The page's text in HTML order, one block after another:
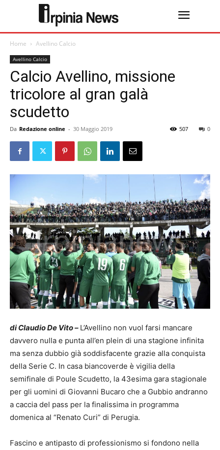
Home Avellino Calcio
Avellino Calcio
Calcio Avellino, missione
tricolore al gran galà
scudetto
Da Redazione online - 30 Maggio 2019 0
507
di Claudio De Vito – L’Avellino non vuol farsi mancare
davvero nulla e punta all’en plein di una stagione infinita
ma senza dubbio già soddisfacente grazie alla conquista
della Serie C. In casa biancoverde è vigilia della
semifinale di Poule Scudetto, la 43esima gara stagionale
per gli uomini di Giovanni Bucaro che a Gubbio andranno
a caccia del pass per la finalissima in programma
domenica al “Renato Curi” di Perugia.
Fascino e antipasto di professionismo si fondono nella